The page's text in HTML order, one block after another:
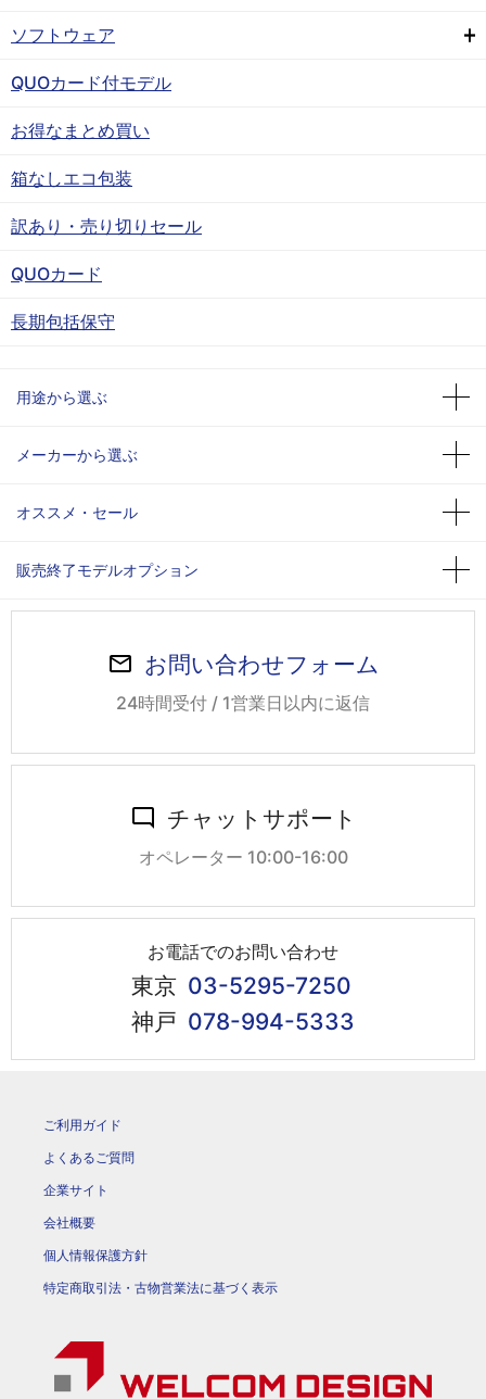
ソフトウェア
QUOカード付モデル
お得なまとめ買い
箱なしエコ包装
訳あり・売り切りセール
QUOカード
長期包括保守
用途から選ぶ
メーカーから選ぶ
オススメ・セール
販売終了モデルオプション
お問い合わせフォーム
24時間受付 / 1営業日以内に返信
チャットサポート
オペレーター 10:00-16:00
お電話でのお問い合わせ
東京 03-5295-7250
神戸 078-994-5333
ご利用ガイド
よくあるご質問
企業サイト
会社概要
個人情報保護方針
特定商取引法・古物営業法に基づく表示